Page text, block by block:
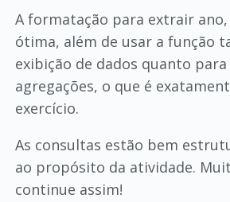
A formatação para extrair ano,
ótima, além de usar a função
exibição de dados quanto
agregações, o que é
exercício.
As consultas estão bem
ao propósito da atividade.
continue assim!